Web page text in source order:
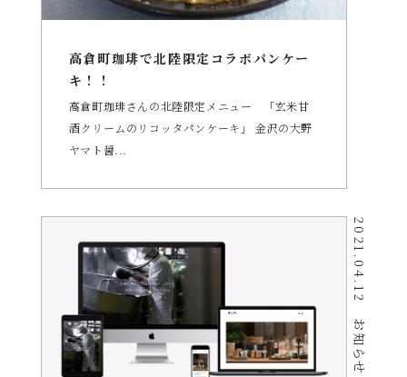
高倉町珈琲で北陸限定コラボパンケー
キ！！
高倉町珈琲さんの北陸限定メニュー 「玄米甘
酒クリームのリコッタパンケーキ」 金沢の大野
ヤマト醤...
2021.04.12
お知らせ